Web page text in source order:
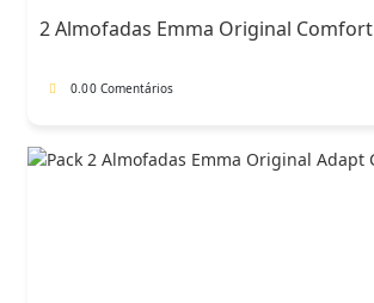
142,00 €.
113,60 €.
2 Almofadas Emma Original Comfort
0.00 Comentários